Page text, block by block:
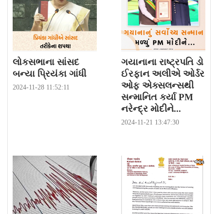
લોકસભાના સાંસદ
બન્યા પ્રિયંકા ગાંધી
2024-11-28 11:52:11
ગયાનાના રાષ્ટ્રપતિ ડો
ઈરફાન અલીએ ઓર્ડર
ઓફ એક્સલન્સથી
સન્માનિત કર્યા PM
નરેન્દ્ર મોદીને...
2024-11-21 13:47:30